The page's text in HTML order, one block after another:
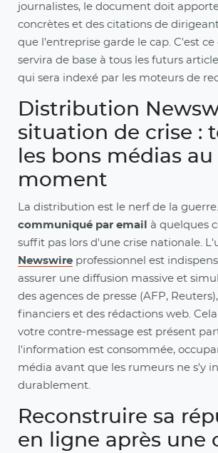
journalistes, le document doit
concrètes et des citations de
que l'entreprise garde le cap. C'est
servira de base à tous les futurs
qui sera indexé par les moteurs de
Distribution
situation de crise :
les bons médias
moment
La distribution est le nerf de la
communiqué par email
à quelques
suffit pas lors d'une crise nationale.
Newswire professionnel est
assurer une diffusion massive et
des agences de presse (AFP,
financiers et des rédactions web.
votre contre-message est présent
l'information est consommée,
média avant que les rumeurs ne s'y
durablement.
Reconstruire sa
en ligne après une